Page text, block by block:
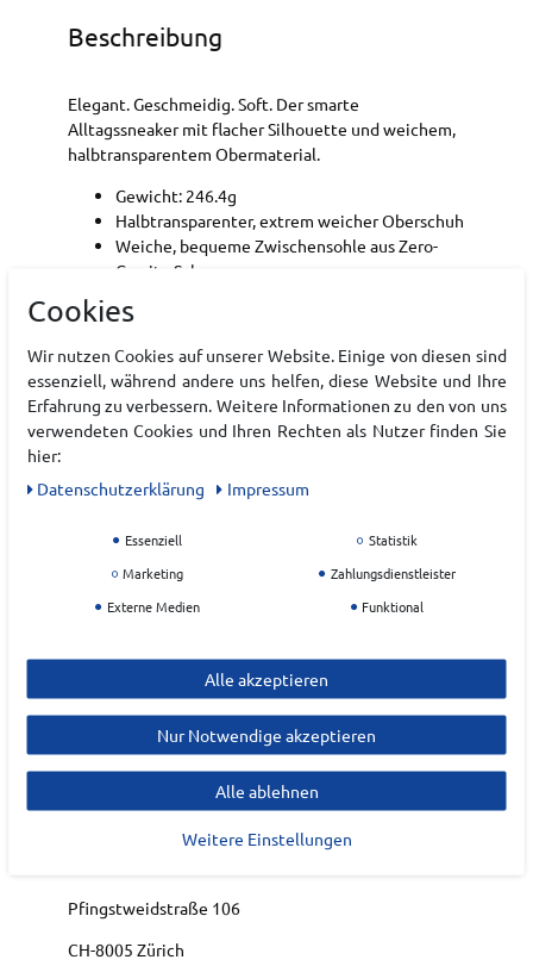
Beschreibung
Elegant. Geschmeidig. Soft. Der smarte
Alltagssneaker mit flacher Silhouette und weichem,
halbtransparentem Obermaterial.
Gewicht: 246.4g
Halbtransparenter, extrem weicher Oberschuh
Weiche, bequeme Zwischensohle aus Zero-
Gravity-Schaum
Energierückgabe
Jetzt noch einfacher anzuziehen und mit
mehr Fersenhalt
Atmungsaktiver Oberschuh
Zwischensohle aus 50 % biologisch erzeugtem
EVA-Zwischensohlen
Schuhweite fällt normal aus
Art.-ID:22224715
Materialzusammensetzung: Synthetik, Textil
Pfingstweidstraße 106
CH-8005 Zürich
Cookies
Wir nutzen Cookies auf unserer Website. Einige von diesen sind
essenziell, während andere uns helfen, diese Website und Ihre
Erfahrung zu verbessern. Weitere Informationen zu den von uns
verwendeten Cookies und Ihren Rechten als Nutzer finden Sie
hier:
Daten­schutz­erklärung
Impressum
Essenziell
Statistik
Marketing
Zahlungsdienstleister
Externe Medien
Funktional
Alle akzeptieren
Nur Notwendige akzeptieren
Alle ablehnen
Weitere Einstellungen